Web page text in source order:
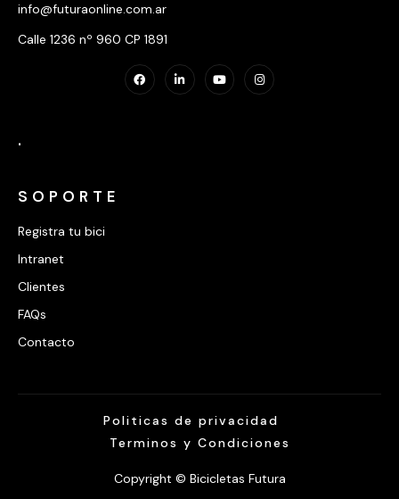
info@futuraonline.com.ar
Calle 1236 nº 960 CP 1891
.
SOPORTE
Registra tu bici
Intranet
Clientes
FAQs
Contacto
Copyright © Bicicletas Futura
Politicas de privacidad
Terminos y Condiciones